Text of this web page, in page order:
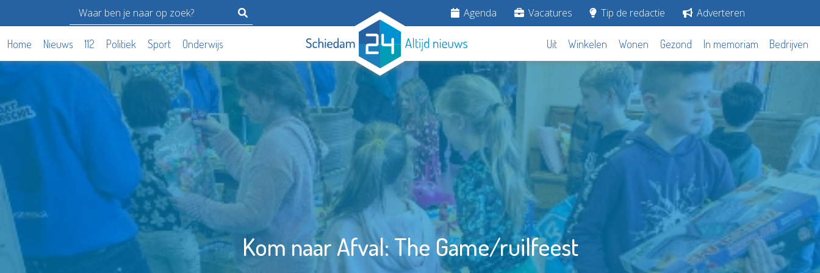
Agenda Vacatures Tip de redactie Adverteren
Home Nieuws 112 Politiek Sport Onderwijs Uit Winkelen Wonen Gezond In memoriam Bedrijven
Kom naar Afval: The Game/ruilfeest